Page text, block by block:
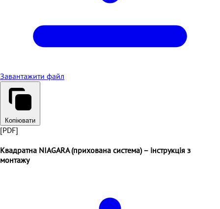
Завантажити файл
Копіювати
[PDF]
Квадратна NIAGARA (прихована система) – інструкція з
монтажу